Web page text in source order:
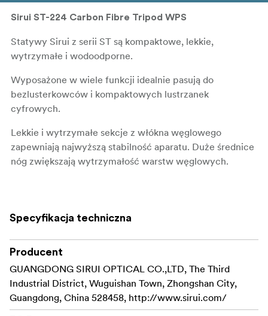
Sirui ST-224 Carbon Fibre Tripod WPS
Statywy Sirui z serii ST są kompaktowe, lekkie,
wytrzymałe i wodoodporne.
Wyposażone w wiele funkcji idealnie pasują do
bezlusterkowców i kompaktowych lustrzanek
cyfrowych.
Lekkie i wytrzymałe sekcje z włókna węglowego
zapewniają najwyższą stabilność aparatu. Duże średnice
nóg zwiększają wytrzymałość warstw węglowych.
sekcję środkową.
niskie sekcje strzelania.
System szybkiego zwalniania ułatwia obrócenie kolumny
centralnej "do góry nogami" w odwrotnym kierunku, aby
uzyskać niższe kąty fotografowania.
Lub przełącz się na krótką kolumnę centralną ST-Z
Specyfikacja techniczna
Producent
GUANGDONG SIRUI OPTICAL CO.,LTD, The Third
Industrial District, Wuguishan Town, Zhongshan City,
Guangdong, China 528458, http://www.sirui.com/